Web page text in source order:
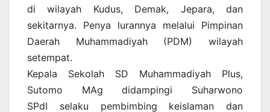
di wilayah Kudus, Demak, Jepara, dan
sekitarnya. Penya lurannya melalui Pimpinan
Daerah Muhammadiyah (PDM) wilayah
setempat.
Kepala Sekolah SD Muhammadiyah Plus,
Sutomo MAg didampingi Suharwono
SPdI selaku pembimbing keislaman dan